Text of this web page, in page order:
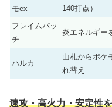
モex
140打点）
フレイムパッ
チ
炎エネルギー
ハルカ
山札からポケ
れ替え
速攻・高火力・安定性